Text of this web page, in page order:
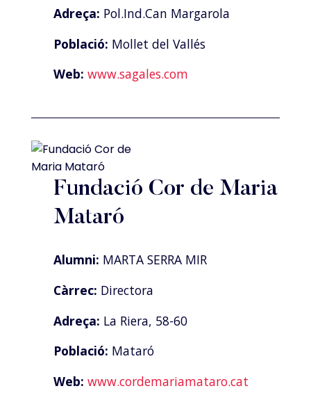
Adreça: Pol.Ind.Can Margarola
Població: Mollet del Vallés
Web: www.sagales.com
Fundació Cor de Maria
Mataró
Alumni: MARTA SERRA MIR
Càrrec: Directora
Adreça: La Riera, 58-60
Població: Mataró
Web: www.cordemariamataro.cat